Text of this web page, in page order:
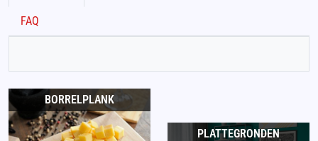
FAQ
BORRELPLANK
PLATTEGRONDEN